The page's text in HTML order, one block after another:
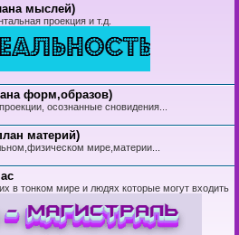
мыслей)
проекция и т.д.
форм,образов)
осознанные сновидения...
материй)
мире,материи...
в тонком мире и людях которые могут входить